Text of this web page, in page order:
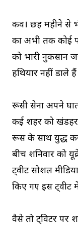
कीव। छह महीने
का अभी तक कोई
को भारी
हथियार नहीं डाले
रूसी सेना अपने
कई शहर को खंडहर
रूस के साथ युद्ध
बीच शनिवार को
ट्वीट सोशल
किए गए इस ट्वीट
वैसे तो ट्विटर पर